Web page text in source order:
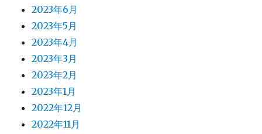
2023年6月
2023年5月
2023年4月
2023年3月
2023年2月
2023年1月
2022年12月
2022年11月